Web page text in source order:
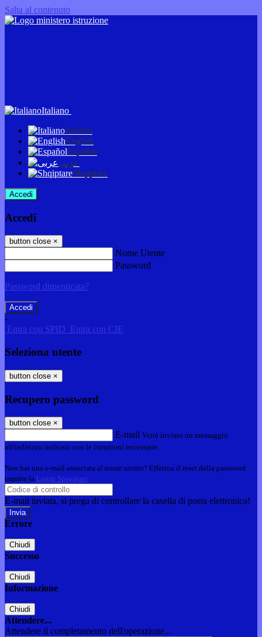
Salta al contenuto
Italiano
Italiano
English
Español
عربى
Shqiptare
Accedi
Accedi
button close ×
Nome Utente
Password
Password dimenticata?
-
Entra con SPID Entra con CIE
Seleziona utente
button close ×
Recupero password
button close ×
E-mail Verrà inviato un messaggio
all'indirizzo indicato con le istruzioni necessarie.
Non hai una e-mail associata al nome utente? Effettua il reset della password
tramite la Login Spaggiari
E-mail inviata, si prega di controllare la casella di posta elettronica!
Errore
Chiudi
Successo
Chiudi
Informazione
Chiudi
Attendere...
Attendere il completamento dell'operazione...